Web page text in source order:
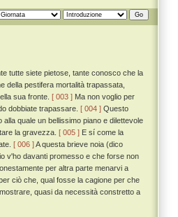
tutte siete pietose, tante conosco che la
della pestifera mortalità trapassata,
sua fronte. [ 003 ] Ma non voglio per
dobbiate trapassare. [ 004 ] Questo
quale un bellissimo piano e dilettevole
la gravezza. [ 005 ] E sí come la
[ 006 ]A questa brieve noia (dico
v'ho davanti promesso e che forse non
per altra parte menarvi a
ciò che, qual fosse la cagione per che
quasi da necessità constretto a